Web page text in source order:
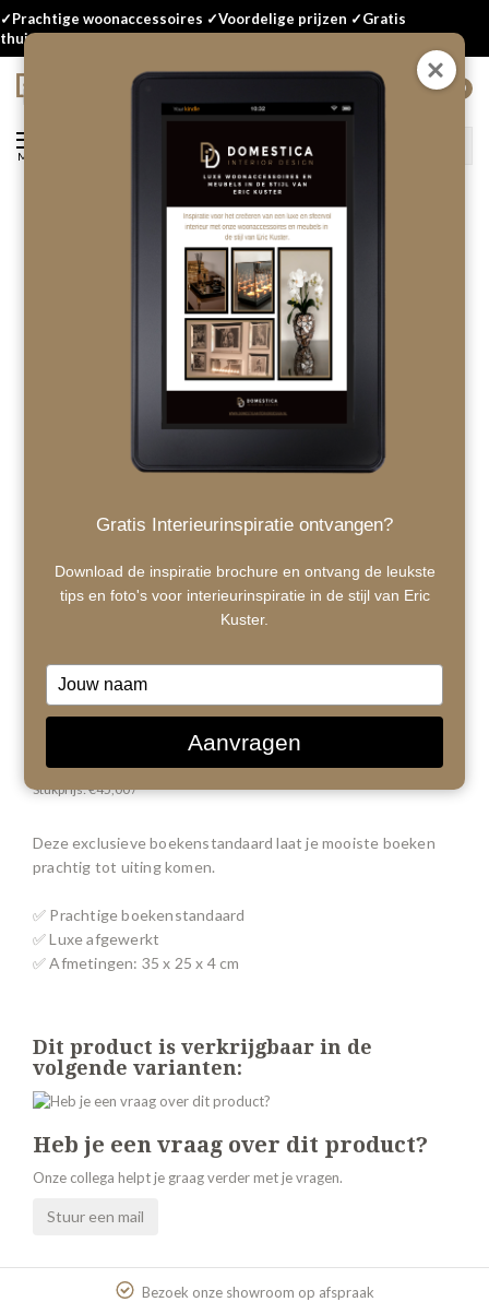
✓Prachtige woonaccessoires ✓Voordelige prijzen ✓Gratis
thuisbezorgd
Menu
Boekenstandaard - transparant
Laat als eerste een review achter!
€45,00
Stukprijs: €45,00 /
Deze exclusieve boekenstandaard laat je mooiste boeken
prachtig tot uiting komen.
✅ Prachtige boekenstandaard
✅ Luxe afgewerkt
✅ Afmetingen: 35 x 25 x 4 cm
Dit product is verkrijgbaar in de
volgende varianten:
Heb je een vraag over dit product?
Onze collega helpt je graag verder met je vragen.
Stuur een mail
Bezoek onze showroom op afspraak
Gratis Interieurinspiratie ontvangen?
Download de inspiratie brochure en ontvang de leukste
tips en foto's voor interieurinspiratie in de stijl van Eric
Kuster.
Type
your
name
Aanvragen